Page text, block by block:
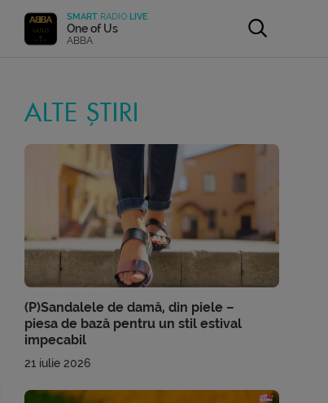
SMART RADIO LIVE
One of Us
ABBA
ALTE ȘTIRI
(P)Sandalele de damă, din piele –
piesa de bază pentru un stil estival
impecabil
21 iulie 2026